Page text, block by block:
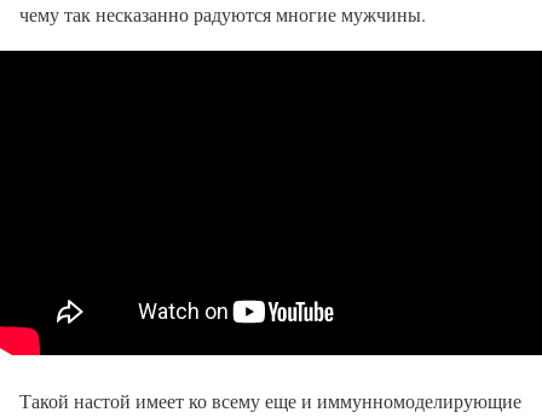
чему так несказанно радуются многие мужчины.
Такой настой имеет ко всему еще и иммунномоделирующие